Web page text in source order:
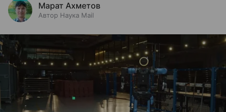
Марат Ахметов
Автор Наука Mail